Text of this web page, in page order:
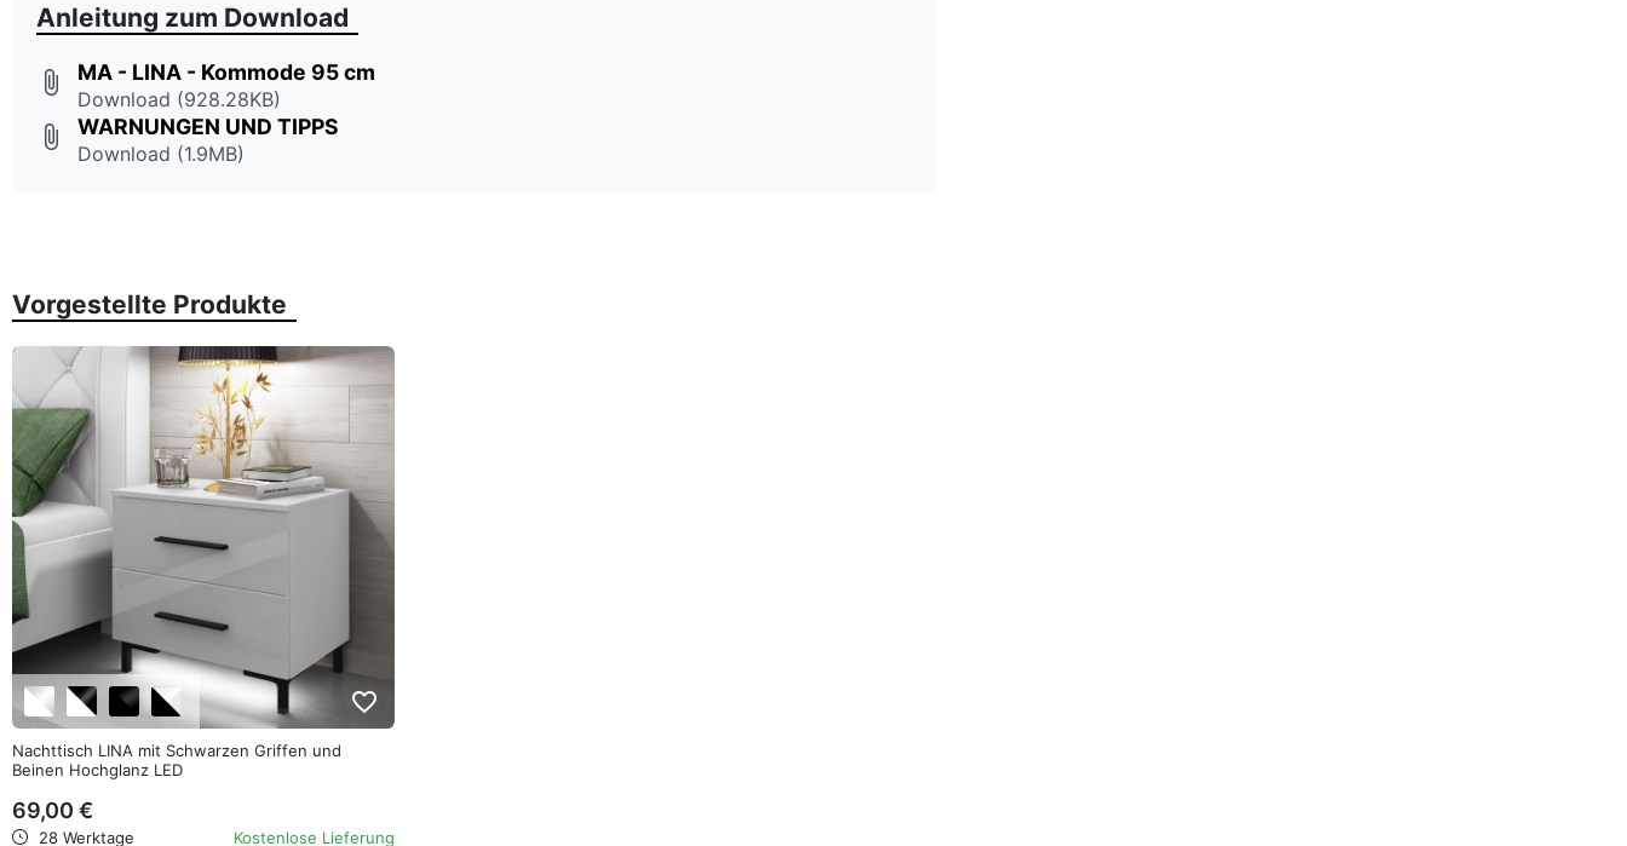
Anleitung zum Download
attach_file MA - LINA - Kommode 95 cm
Download (928.28KB)
attach_file WARNUNGEN UND TIPPS
Download (1.9MB)
Vorgestellte Produkte
favorite_border
Nachttisch LINA mit Schwarzen Griffen und
Beinen Hochglanz LED
69,00 €
28 Werktage Kostenlose Lieferung